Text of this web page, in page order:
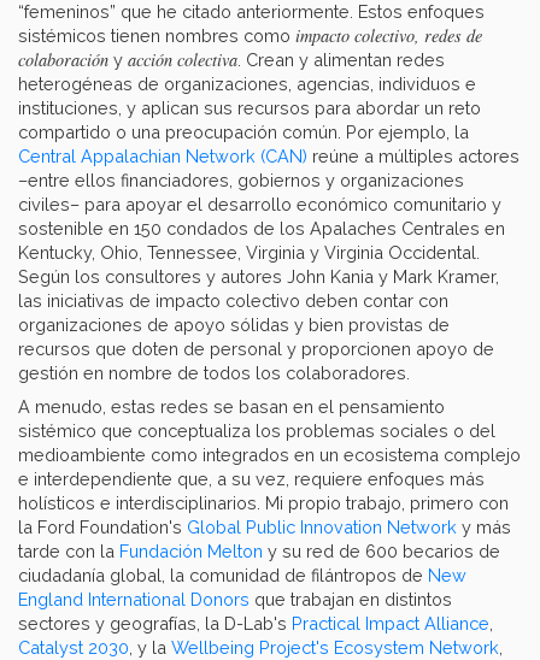
“femeninos” que he citado anteriormente. Estos enfoques
sistémicos tienen nombres como impacto colectivo, redes de
colaboración y acción colectiva . Crean y alimentan redes
heterogéneas de organizaciones, agencias, individuos e
instituciones, y aplican sus recursos para abordar un reto
compartido o una preocupación común. Por ejemplo, la
Central Appalachian Network (CAN) reúne a múltiples actores
–entre ellos financiadores, gobiernos y organizaciones
civiles– para apoyar el desarrollo económico comunitario y
sostenible en 150 condados de los Apalaches Centrales en
Kentucky, Ohio, Tennessee, Virginia y Virginia Occidental.
Según los consultores y autores John Kania y Mark Kramer,
las iniciativas de impacto colectivo deben contar con
organizaciones de apoyo sólidas y bien provistas de
recursos que doten de personal y proporcionen apoyo de
gestión en nombre de todos los colaboradores.
A menudo, estas redes se basan en el pensamiento
sistémico que conceptualiza los problemas sociales o del
medioambiente como integrados en un ecosistema complejo
e interdependiente que, a su vez, requiere enfoques más
holísticos e interdisciplinarios. Mi propio trabajo, primero con
la Ford Foundation's Global Public Innovation Network y más
tarde con la Fundación Melton y su red de 600 becarios de
ciudadanía global, la comunidad de filántropos de New
England International Donors que trabajan en distintos
sectores y geografías, la D-Lab's Practical Impact Alliance
Catalyst 2030 , y la Wellbeing Project's Ecosystem Network